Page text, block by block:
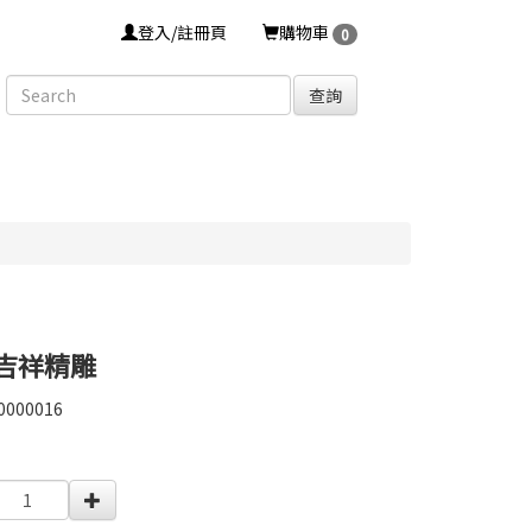
登入/註冊頁 購物車 0
查詢
祥精雕